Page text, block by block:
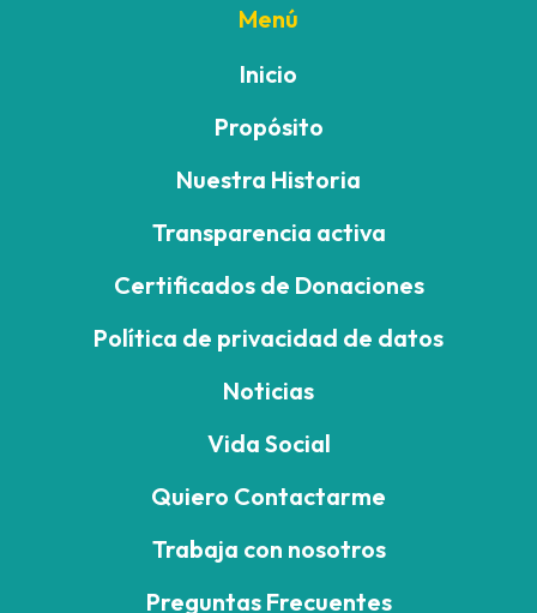
Menú
Inicio
Propósito
Nuestra Historia
Transparencia activa
Certificados de Donaciones
Política de privacidad de datos
Noticias
Vida Social
Quiero Contactarme
Trabaja con nosotros
Preguntas Frecuentes